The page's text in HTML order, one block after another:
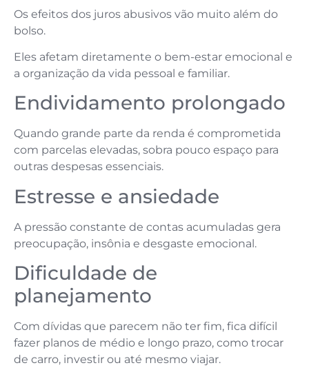
Os efeitos dos juros abusivos vão muito além do
bolso.
Eles afetam diretamente o bem-estar emocional e
a organização da vida pessoal e familiar.
Endividamento prolongado
Quando grande parte da renda é comprometida
com parcelas elevadas, sobra pouco espaço para
outras despesas essenciais.
Estresse e ansiedade
A pressão constante de contas acumuladas gera
preocupação, insônia e desgaste emocional.
Dificuldade de
planejamento
Com dívidas que parecem não ter fim, fica difícil
fazer planos de médio e longo prazo, como trocar
de carro, investir ou até mesmo viajar.